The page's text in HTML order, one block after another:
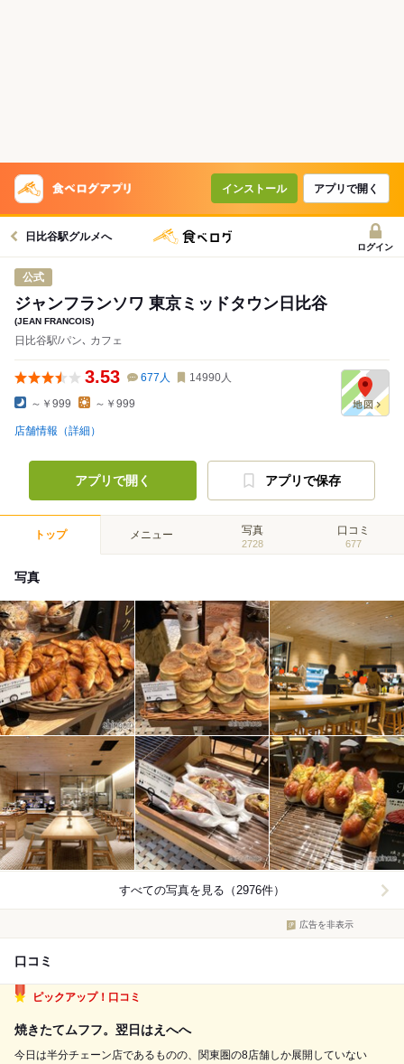
インストール アプリで開く
日比谷駅グルメへ
ログイン
公式
ジャンフランソワ 東京ミッドタウン日比谷
(JEAN FRANCOIS)
日比谷駅/パン､ カフェ
3.53 677 人 14990人
～￥999 ～￥999
店舗情報（詳細）
アプリで開く アプリで保存
トップ メニュー 写真
2728
口コミ
677
写真
すべての写真を見る（2976件）
広告を非表示
口コミ
ピックアップ！口コミ
焼きたてムフフ。翌日はえへへ
今日は半分チェーン店であるものの、関東圏の8店舗しか展開していない